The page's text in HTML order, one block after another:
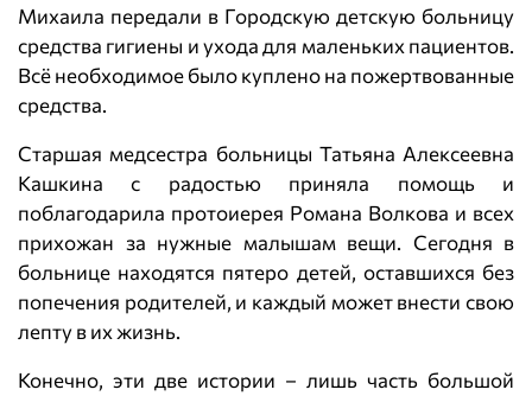
Михаила передали в Городскую детскую больницу
средства гигиены и ухода для маленьких пациентов.
Всё необходимое было куплено на пожертвованные
средства.
Старшая медсестра больницы Татьяна Алексеевна
Кашкина с радостью приняла помощь и
поблагодарила протоиерея Романа Волкова и всех
прихожан за нужные малышам вещи. Сегодня в
больнице находятся пятеро детей, оставшихся без
попечения родителей, и каждый может внести свою
лепту в их жизнь.
Конечно, эти две истории – лишь часть большой